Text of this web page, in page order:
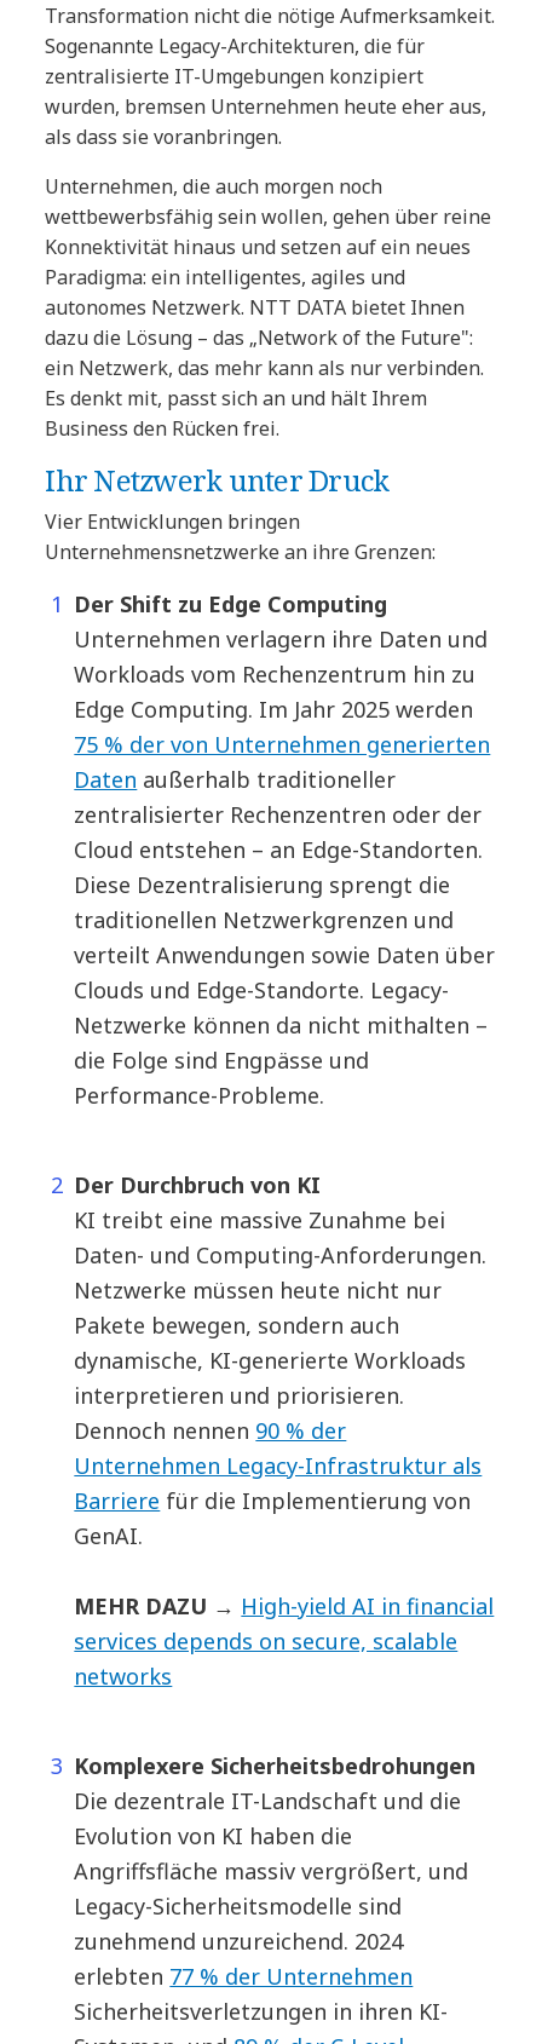
Transformation nicht die nötige Aufmerksamkeit.
Sogenannte Legacy-Architekturen, die für
zentralisierte IT-Umgebungen konzipiert
wurden, bremsen Unternehmen heute eher aus,
als dass sie voranbringen.
Unternehmen, die auch morgen noch
wettbewerbsfähig sein wollen, gehen über reine
Konnektivität hinaus und setzen auf ein neues
Paradigma: ein intelligentes, agiles und
autonomes Netzwerk. NTT DATA bietet Ihnen
dazu die Lösung – das „Network of the Future":
ein Netzwerk, das mehr kann als nur verbinden.
Es denkt mit, passt sich an und hält Ihrem
Business den Rücken frei.
Ihr Netzwerk unter Druck
Vier Entwicklungen bringen
Unternehmensnetzwerke an ihre Grenzen:
Der Shift zu Edge Computing
Unternehmen verlagern ihre Daten und
Workloads vom Rechenzentrum hin zu
Edge Computing. Im Jahr 2025 werden
75 % der von Unternehmen generierten
Daten außerhalb traditioneller
zentralisierter Rechenzentren oder der
Cloud entstehen – an Edge-Standorten.
Diese Dezentralisierung sprengt die
traditionellen Netzwerkgrenzen und
verteilt Anwendungen sowie Daten über
Clouds und Edge-Standorte. Legacy-
Netzwerke können da nicht mithalten –
die Folge sind Engpässe und
Performance-Probleme.
Der Durchbruch von KI
KI treibt eine massive Zunahme bei
Daten- und Computing-Anforderungen.
Netzwerke müssen heute nicht nur
Pakete bewegen, sondern auch
dynamische, KI-generierte Workloads
interpretieren und priorisieren.
Dennoch nennen 90 % der
Unternehmen Legacy-Infrastruktur als
Barriere für die Implementierung von
GenAI.
MEHR DAZU → High-yield AI in financial
services depends on secure, scalable
networks
Komplexere Sicherheitsbedrohungen
Die dezentrale IT-Landschaft und die
Evolution von KI haben die
Angriffsfläche massiv vergrößert, und
Legacy-Sicherheitsmodelle sind
zunehmend unzureichend. 2024
erlebten 77 % der Unternehmen
Sicherheitsverletzungen in ihren KI-